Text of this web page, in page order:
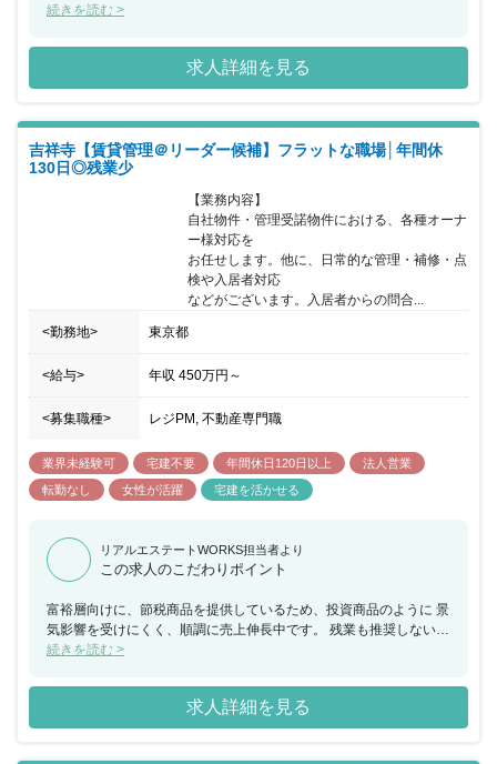
不動産・資産を 管理・運営を手掛けており、着実に管理戸数を増加
を中心として賃貸管理業務 を手掛け、不動産価値を高めるトータル
サポートを行っています。 現在は物件管理部門の人員の強化を進め
ており、更なる事業拡大フェーズに 突入しており、事業拡大に備え
福利厚生が充実している点も同ポジション の魅力の一つです。 年
間休日127日以上／残業月30時間未満／土日休み／各種手当充実な
ど、 安心して腰を据えて働ける環境が同社には整っています。
続きを読む >
求人詳細を見る
吉祥寺【賃貸管理＠リーダー候補】フラットな職場│年間休
130日◎残業少
【業務内容】
自社物件・管理受諾物件における、各種オーナ
ー様対応を
お任せします。他に、日常的な管理・補修・点
検や入居者対応
などがございます。入居者からの問合...
<勤務地> 東京都
<給与> 年収 450万円 ～
<募集職種> レジPM, 不動産専門職
業界未経験可 宅建不要 年間休日120日以上
法人営業
転勤なし
女性が活躍 宅建を活かせる
リアルエステートWORKS担当者より
この求人のこだわりポイント
富裕層向けに、節税商品を提供しているため、投資商品のように 景
気影響を受けにくく、順調に売上伸長中です。 残業も推奨しないた
め、働きやすい環境です。 （全社平均：9時間/月の残業時間※昨年
っており、残業を推奨しない社風のため長期的に 働きやすい環境で
す。業界特有のインセンティブ制度もあえて 採用せず、チーム組織
全体で売上をあげていくことで、 健全な組織形成を実現していま
続きを読む >
求人詳細を見る